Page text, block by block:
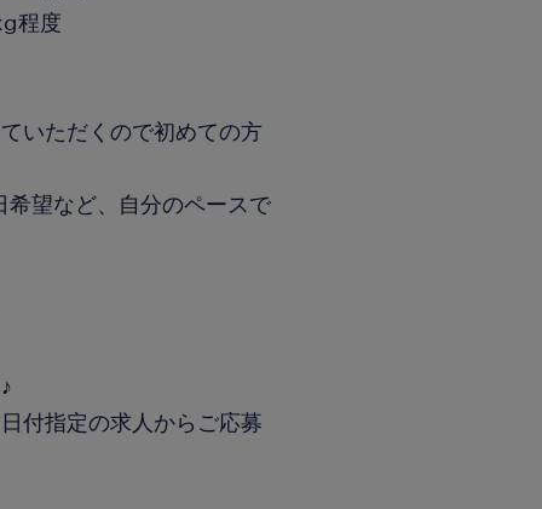
程度
いただくので初めての方
望など、自分のペースで
付指定の求人からご応募